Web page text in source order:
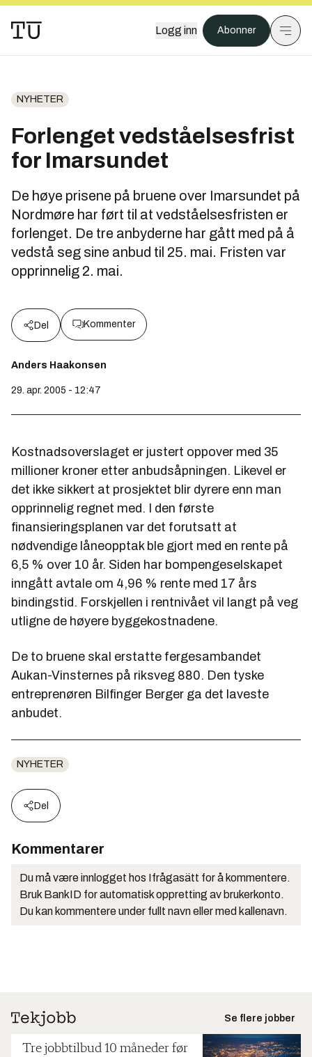
Logg inn Abonner
NYHETER
Forlenget vedståelsesfrist
for Imarsundet
De høye prisene på bruene over Imarsundet på
Nordmøre har ført til at vedståelsesfristen er
forlenget. De tre anbyderne har gått med på å
vedstå seg sine anbud til 25. mai. Fristen var
opprinnelig 2. mai.
Del Kommenter
Anders Haakonsen
29. apr. 2005 - 12:47
Kostnadsoverslaget er justert oppover med 35
millioner kroner etter anbudsåpningen. Likevel er
det ikke sikkert at prosjektet blir dyrere enn man
opprinnelig regnet med. I den første
finansieringsplanen var det forutsatt at
nødvendige låneopptak ble gjort med en rente på
6,5 % over 10 år. Siden har bompengeselskapet
inngått avtale om 4,96 % rente med 17 års
bindingstid. Forskjellen i rentnivået vil langt på veg
utligne de høyere byggekostnadene.
De to bruene skal erstatte fergesambandet
Aukan-Vinsternes på riksveg 880. Den tyske
entreprenøren Bilfinger Berger ga det laveste
anbudet.
NYHETER
Del
Kommentarer
Du må være innlogget hos Ifrågasätt for å kommentere.
Bruk BankID for automatisk oppretting av brukerkonto.
Du kan kommentere under fullt navn eller med kallenavn.
Se flere jobber
Tre jobbtilbud 10 måneder før